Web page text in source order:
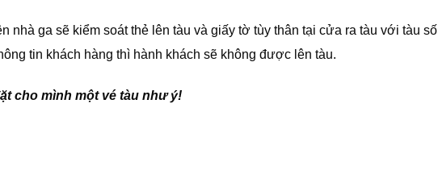
nhà ga sẽ kiểm soát thẻ lên tàu và giấy tờ tùy thân tại cửa ra tàu với tàu số
tin khách hàng thì hành khách sẽ không được lên tàu.
cho mình một vé tàu như ý!